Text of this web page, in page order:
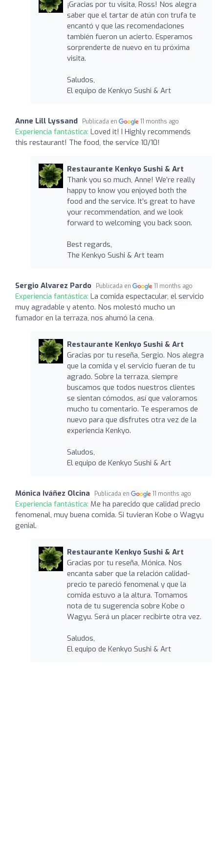
¡Gracias por tu visita, Ross! Nos alegra
saber que el tartar de atún con trufa te
encantó y que las recomendaciones
también fueron un acierto. Esperamos
sorprenderte de nuevo en tu próxima
visita.
Saludos,
El equipo de Kenkyo Sushi & Art
Anne Lill Lyssand Publicada en 11 months ago
Experiencia fantástica: Loved it! I Highly recommends
this restaurant! The food, the service 10/10!
Restaurante Kenkyo Sushi & Art
Thank you so much, Anne! We’re really
happy to know you enjoyed both the
food and the service. It’s great to have
your recommendation, and we look
forward to welcoming you back soon.
Best regards,
The Kenkyo Sushi & Art team
Sergio Alvarez Pardo Publicada en 11 months ago
Experiencia fantástica: La comida espectacular, el servicio
muy agradable y atento. Nos molestó mucho un
fumador en la terraza, nos ahumó la cena.
Restaurante Kenkyo Sushi & Art
Gracias por tu reseña, Sergio. Nos alegra
que la comida y el servicio fueran de tu
agrado. Sobre la terraza, siempre
buscamos que todos nuestros clientes
se sientan cómodos, así que valoramos
mucho tu comentario. Te esperamos de
nuevo para que disfrutes otra vez de la
experiencia Kenkyo.
Saludos,
El equipo de Kenkyo Sushi & Art
Mónica Iváñez Olcina Publicada en 11 months ago
Experiencia fantástica: Me ha parecido que calidad precio
fenomenal, muy buena comida. Si tuvieran Kobe o Wagyu
genial.
Restaurante Kenkyo Sushi & Art
Gracias por tu reseña, Mónica. Nos
encanta saber que la relación calidad-
precio te pareció fenomenal y que la
comida estuvo a la altura. Tomamos
nota de tu sugerencia sobre Kobe o
Wagyu. Será un placer recibirte otra vez.
Saludos,
El equipo de Kenkyo Sushi & Art